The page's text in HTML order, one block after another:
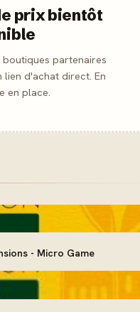
prix bientôt
partenaires
d'achat direct. En
en place.
- Micro Game